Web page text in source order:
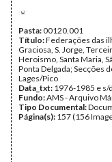
Pasta:00120.001
Título:Federações das
Graciosa, S. Jorge,
Heroismo, Santa Maria,
Ponta Delgada; Secções
Lages/Pico
Data_txt: 1976-1985 e s/
Fundo:AMS - Arquivo
Tipo Documental:
Página(s): 157 (156